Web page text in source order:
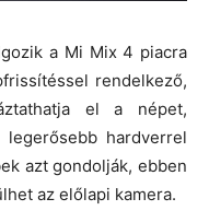
a Mi Mix 4 piacra
rendelkező,
el a népet,
hardverrel
azt gondolják, ebben
az előlapi kamera.